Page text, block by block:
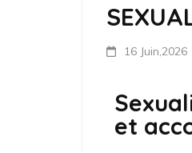
16 Juin,2026
et